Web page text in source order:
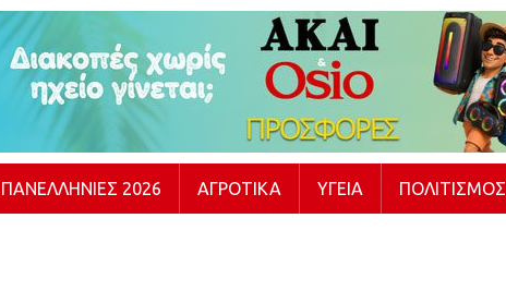
ΠΑΝΕΛΛΉΝΙΕΣ 2026 ΑΓΡΟΤΙΚΆ ΥΓΕΊΑ ΠΟΛΙΤΙΣΜΌΣ